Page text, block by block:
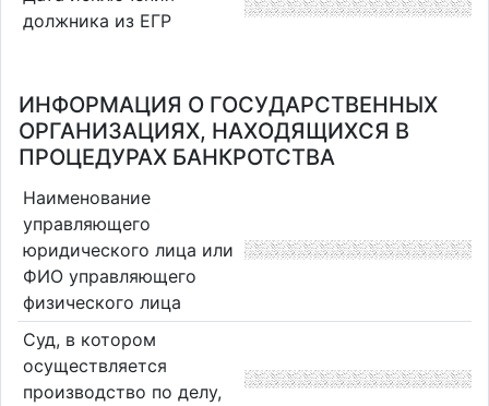
должника из ЕГР
ИНФОРМАЦИЯ О ГОСУДАРСТВЕННЫХ
ОРГАНИЗАЦИЯХ, НАХОДЯЩИХСЯ В
ПРОЦЕДУРАХ БАНКРОТСТВА
Наименование
управляющего
юридического лица или
ФИО управляющего
физического лица
Суд, в котором
осуществляется
производство по делу,